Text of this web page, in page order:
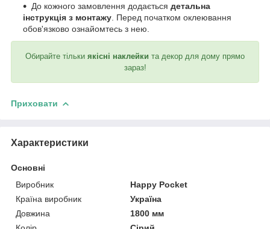
До кожного замовлення додається детальна
інструкція з монтажу . Перед початком оклеювання
обов'язково ознайомтесь з нею.
Обирайте тільки якісні наклейки та декор для дому прямо
зараз!
Приховати
Характеристики
Основні
Виробник
Happy Pocket
Країна виробник
Україна
Довжина
1800 мм